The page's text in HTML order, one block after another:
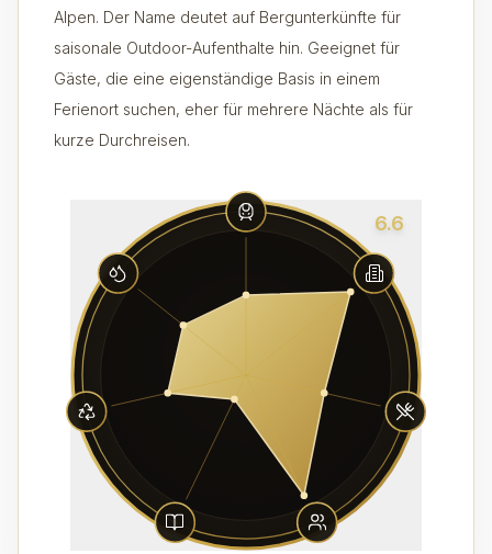
Alpen. Der Name deutet auf Bergunterkünfte für
saisonale Outdoor-Aufenthalte hin. Geeignet für
Gäste, die eine eigenständige Basis in einem
Ferienort suchen, eher für mehrere Nächte als für
kurze Durchreisen.
6.6